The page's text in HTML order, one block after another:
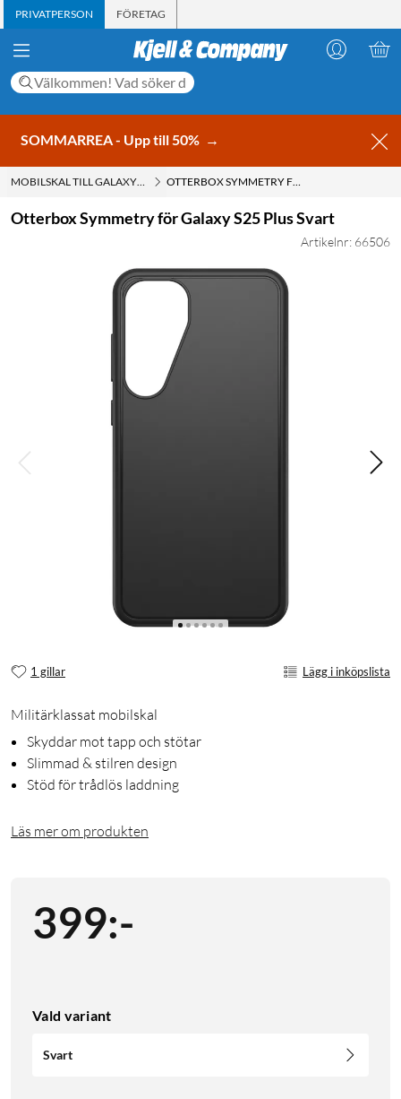
PRIVATPERSON FÖRETAG
SOMMARREA - Upp till 50% →
MOBILSKAL TILL GALAXY S25 PLUS OTTERBOX SYMMETRY FÖR GALAXY S25 PLUS SVART
Otterbox Symmetry för Galaxy S25 Plus Svart
Artikelnr: 66506
1 gillar Lägg i inköpslista
Militärklassat mobilskal
Skyddar mot tapp och stötar
Slimmad & stilren design
Stöd för trådlös laddning
Läs mer om produkten
399:-
Vald variant
Svart